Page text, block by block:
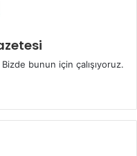
bunun için çalışıyoruz.